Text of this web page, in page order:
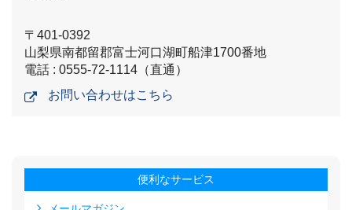
〒401-0392
山梨県南都留郡富士河口湖町船津1700番地
電話 : 0555-72-1114（直通）
お問い合わせはこちら
便利なサービス